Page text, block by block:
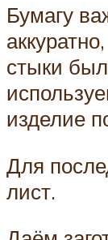
Бумагу
стыки
изделие
Для
лист.